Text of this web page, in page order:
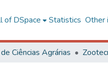
of DSpace Statistics Other
Ciências Agrárias